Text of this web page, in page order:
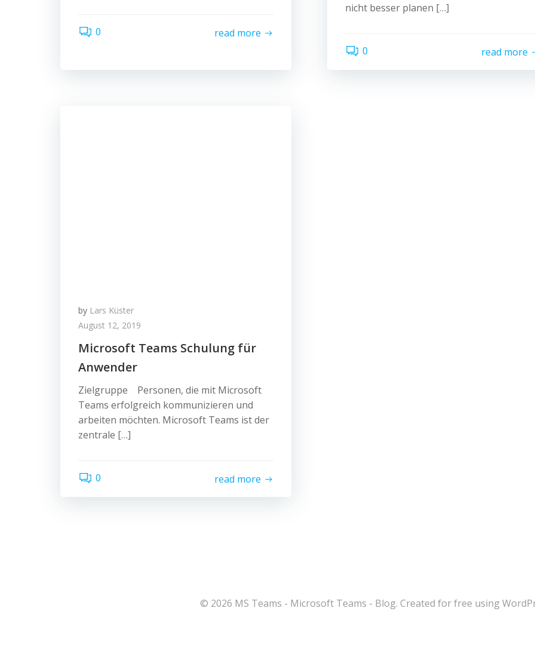
0 read more
nicht besser planen […]
0 read more
by Lars Küster
August 12, 2019
Microsoft Teams Schulung für
Anwender
Zielgruppe Personen, die mit Microsoft
Teams erfolgreich kommunizieren und
arbeiten möchten. Microsoft Teams ist der
zentrale […]
0 read more
© 2026 MS Teams - Microsoft Teams - Blog. Created for free using